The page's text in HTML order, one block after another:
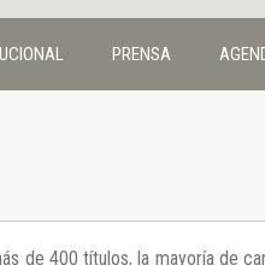
PRENSA
de 400 títulos, la mayoría de